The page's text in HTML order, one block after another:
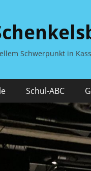
Schwerpunkt in
Schul-ABC